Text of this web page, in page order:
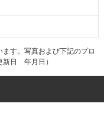
す。写真および下記のプロ
新日 年月日）